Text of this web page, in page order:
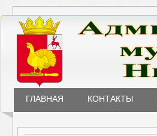
ГЛАВНАЯ КОНТАКТЫ